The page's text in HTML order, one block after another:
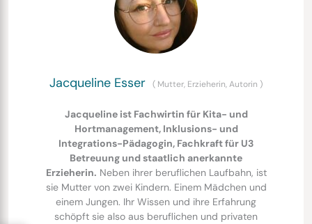
Jacqueline Esser ( Mutter, Erzieherin, Autorin )
Jacqueline ist Fachwirtin für Kita- und
Hortmanagement, Inklusions- und
Integrations-Pädagogin, Fachkraft für U3
Betreuung und staatlich anerkannte
Erzieherin. Neben ihrer beruflichen Laufbahn, ist
sie Mutter von zwei Kindern. Einem Mädchen und
einem Jungen. Ihr Wissen und ihre Erfahrung
schöpft sie also aus beruflichen und privaten